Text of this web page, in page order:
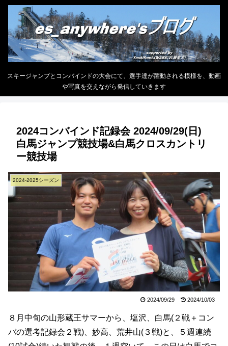
スキージャンプとコンバインドの大会にて、選手達が躍動される模様を、動画
や写真を交えながら発信していきます
2024コンバインド記録会 2024/09/29(日)
白馬ジャンプ競技場&白馬クロスカントリ
ー競技場
2024-2025シーズン
2024/09/29 2024/10/03
８月中旬の山形蔵王サマーから、塩沢、白馬(２戦＋コン
バの選考記録会２戦)、妙高、荒井山(３戦)と、５週連続